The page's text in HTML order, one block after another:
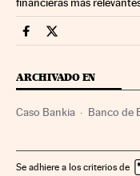
MercadosMercados
ARCHIVADO EN
Caso Bankia Banco de
Fusiones bancarias
Se adhiere a los criterios de